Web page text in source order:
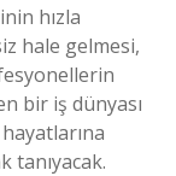
hızla
hale gelmesi,
bir iş dünyası
tanıyacak.